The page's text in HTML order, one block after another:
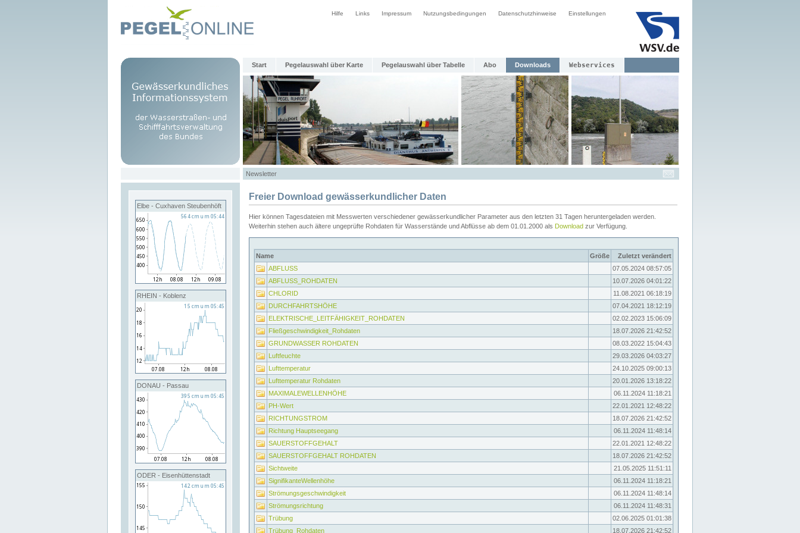
Hilfe Links Impressum Nutzungsbedingungen Datenschutzhinweise Einstellungen
Start Pegelauswahl über Karte Pegelauswahl über Tabelle Abo Downloads Webservices
Newsletter
Elbe - Cuxhaven Steubenhöft
RHEIN - Koblenz
DONAU - Passau
ODER - Eisenhüttenstadt
Freier Download gewässerkundlicher Daten
Hier können Tagesdateien mit Messwerten verschiedener gewässerkundlicher Parameter aus den letzten 31 Tagen heruntergeladen werden.
Weiterhin stehen auch ältere ungeprüfte Rohdaten für Wasserstände und Abflüsse ab dem 01.01.2000 als Download zur Verfügung.
Name Größe
Zuletzt verändert
ABFLUSS
07.05.2024 08:57:05
ABFLUSS_ROHDATEN
10.07.2026 04:01:22
CHLORID
11.08.2021 06:18:19
DURCHFAHRTSHÖHE
07.04.2021 18:12:19
ELEKTRISCHE_LEITFÄHIGKEIT_ROHDATEN
02.02.2023 15:06:09
Fließgeschwindigkeit_Rohdaten
18.07.2026 21:42:52
GRUNDWASSER ROHDATEN
08.03.2022 15:04:43
Luftfeuchte
29.03.2026 04:03:27
Lufttemperatur
24.10.2025 09:00:13
Lufttemperatur Rohdaten
20.01.2026 13:18:22
MAXIMALEWELLENHÖHE
06.11.2024 11:18:21
PH-Wert
22.01.2021 12:48:22
RICHTUNGSTROM
18.07.2026 21:42:52
Richtung Hauptseegang
06.11.2024 11:48:14
SAUERSTOFFGEHALT
22.01.2021 12:48:22
SAUERSTOFFGEHALT ROHDATEN
18.07.2026 21:42:52
Sichtweite
21.05.2025 11:51:11
SignifikanteWellenhöhe
06.11.2024 11:18:21
Strömungsgeschwindigkeit
06.11.2024 11:48:14
Strömungsrichtung
06.11.2024 11:48:31
Trübung
02.06.2025 01:01:38
Trübung_Rohdaten
18.07.2026 21:42:52